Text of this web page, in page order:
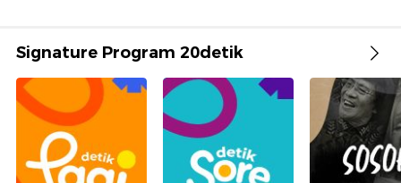
Signature Program 20detik